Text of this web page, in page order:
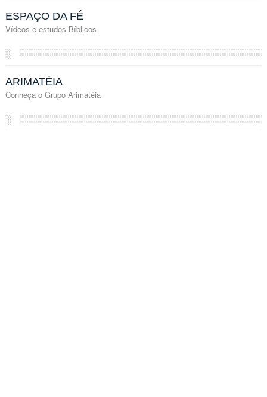
ESPAÇO DA FÉ
Vídeos e estudos Bíblicos
░
ARIMATÉIA
Conheça o Grupo Arimatéia
░